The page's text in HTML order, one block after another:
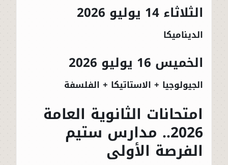
الثلاثاء 14 يوليو 2026
الديناميكا
الخميس 16 يوليو 2026
الجيولوجيا + الاستاتيكا + الفلسفة
امتحانات الثانوية العامة
2026.. مدارس ستيم
الفرصة الأولى